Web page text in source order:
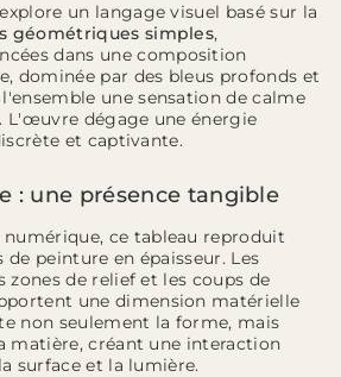
explore un langage visuel basé sur la
géométriques simples,
dans une composition
dominée par des bleus profonds et
une sensation de calme
L'œuvre dégage une énergie
et captivante.
: une présence tangible
ce tableau reproduit
peinture en épaisseur. Les
zones de relief et les coups de
une dimension matérielle
non seulement la forme, mais
matière, créant une interaction
surface et la lumière.